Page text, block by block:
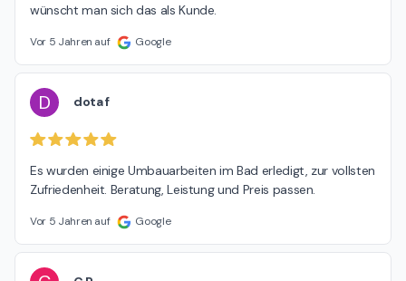
wünscht man sich das als Kunde.
Vor 5 Jahren auf Google
D dota f
Es wurden einige Umbauarbeiten im Bad erledigt, zur vollsten
Zufriedenheit. Beratung, Leistung und Preis passen.
Vor 5 Jahren auf Google